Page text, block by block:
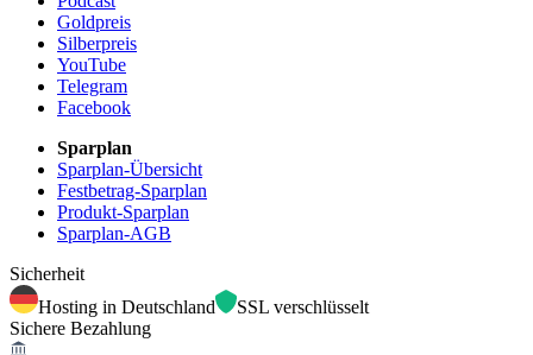
Goldpreis
Silberpreis
YouTube
Telegram
Facebook
Sparplan
Sparplan-Übersicht
Festbetrag-Sparplan
Produkt-Sparplan
Sparplan-AGB
Sicherheit
Hosting in Deutschland
SSL verschlüsselt
Sichere Bezahlung